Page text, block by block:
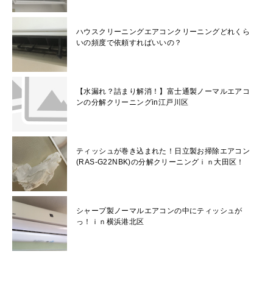
ハウスクリーニングエアコンクリーニングどれくら
いの頻度で依頼すればいいの？
【水漏れ？詰まり解消！】富士通製ノーマルエアコ
ンの分解クリーニングin江戸川区
ティッシュが巻き込まれた！日立製お掃除エアコン
(RAS-G22NBK)の分解クリーニングｉｎ大田区！
シャープ製ノーマルエアコンの中にティッシュが
っ！ｉｎ横浜港北区